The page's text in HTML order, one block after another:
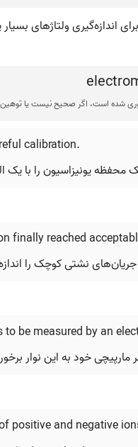
اندازه‌گیری ولتاژهای
شده است، اگر صحیح نیست یا
calibration.
محفظه یونیزاسیون را با یک
finally reached
جریان‌های نشتی کوچک را
be measured by an
خود به این نوار
positive and negative